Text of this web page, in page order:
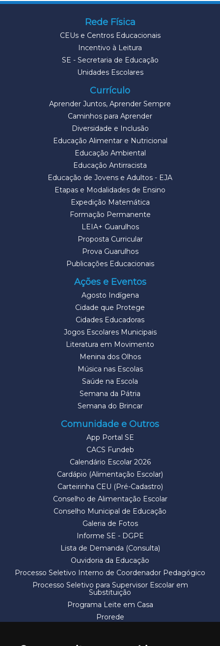
Rede Física
CEUs e Centros Educacionais
Incentivo à Leitura
SE - Secretaria de Educação
Unidades Escolares
Currículo
Aprender Juntos, Aprender Sempre
Caminhos para Aprender
Diversidade e Inclusão
Educação Alimentar e Nutricional
Educação Ambiental
Educação Antirracista
Educação de Jovens e Adultos - EJA
Etapas e Modalidades de Ensino
Expedição Matemática
Formação Permanente
LEIA+ Guarulhos
Proposta Curricular
Prova Guarulhos
Publicações Educacionais
Ações e Eventos
Agosto Indígena
Cidade que Protege
Cidades Educadoras
Jogos Escolares Municipais
Literatura em Movimento
Menina dos Olhos
Música nas Escolas
Saúde na Escola
Semana da Pátria
Semana do Brincar
Comunidade e Outros
App Portal SE
CACS Fundeb
Calendário Escolar 2026
Cardápio (Alimentação Escolar)
Carteirinha CEU (Pré-Cadastro)
Conselho de Alimentação Escolar
Conselho Municipal de Educação
Galeria de Fotos
Informe SE - DGPE
Lista de Demanda (Consulta)
Ouvidoria da Educação
Processo Seletivo Interno de Coordenador Pedagógico
Processo Seletivo para Supervisor Escolar em
Substituição
Programa Leite em Casa
Prorede